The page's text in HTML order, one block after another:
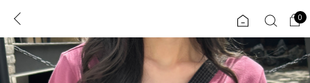
로그인 0
ENG
0